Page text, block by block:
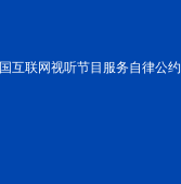
互联网视听节目服务自律公约